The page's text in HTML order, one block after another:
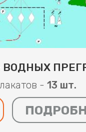
ВОДНЫХ
- 13 шт.